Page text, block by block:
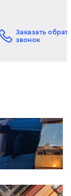
Заказать
звонок